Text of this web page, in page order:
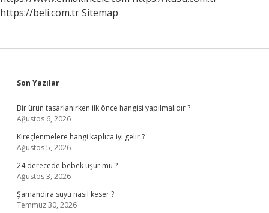
https://beli.com.trSitemap
Sidebar
Son Yazılar
Bir ürün tasarlanırken ilk önce hangisi yapılmalıdır ?
Ağustos 6, 2026
Kireçlenmelere hangi kaplıca iyi gelir ?
Ağustos 5, 2026
24 derecede bebek üşür mü ?
Ağustos 3, 2026
Şamandıra suyu nasıl keser ?
Temmuz 30, 2026